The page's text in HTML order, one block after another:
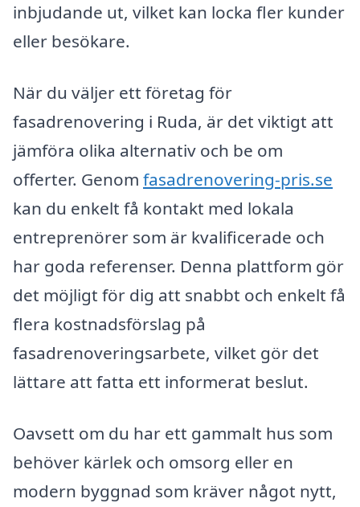
inbjudande ut, vilket kan locka fler kunder
eller besökare.
När du väljer ett företag för
fasadrenovering i Ruda, är det viktigt att
jämföra olika alternativ och be om
offerter. Genom fasadrenovering-pris.se
kan du enkelt få kontakt med lokala
entreprenörer som är kvalificerade och
har goda referenser. Denna plattform gör
det möjligt för dig att snabbt och enkelt få
flera kostnadsförslag på
fasadrenoveringsarbete, vilket gör det
lättare att fatta ett informerat beslut.
Oavsett om du har ett gammalt hus som
behöver kärlek och omsorg eller en
modern byggnad som kräver något nytt,